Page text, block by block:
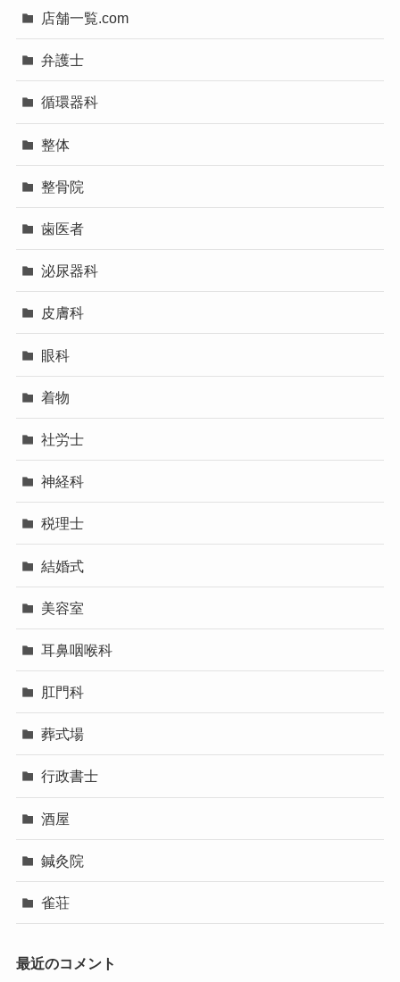
店舗一覧.com
弁護士
循環器科
整体
整骨院
歯医者
泌尿器科
皮膚科
眼科
着物
社労士
神経科
税理士
結婚式
美容室
耳鼻咽喉科
肛門科
葬式場
行政書士
酒屋
鍼灸院
雀荘
最近のコメント